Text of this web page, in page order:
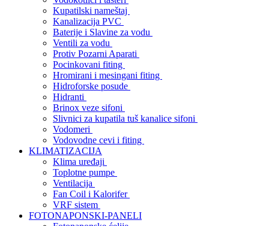
Kupatilski nameštaj
Kanalizacija PVC
Baterije i Slavine za vodu
Ventili za vodu
Protiv Pozarni Aparati
Pocinkovani fiting
Hromirani i mesingani fiting
Hidroforske posude
Hidranti
Brinox veze sifoni
Slivnici za kupatila tuš kanalice sifoni
Vodomeri
Vodovodne cevi i fiting
KLIMATIZACIJA
Klima uređaji
Toplotne pumpe
Ventilacija
Fan Coil i Kalorifer
VRF sistem
FOTONAPONSKI-PANELI